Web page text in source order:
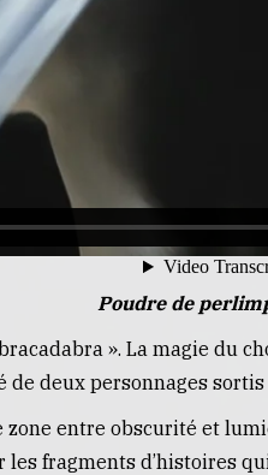
Poudre de
». La magie du
de deux personnages
zone entre obscurité et
les fragments d’histoires